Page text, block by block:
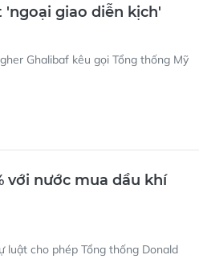
giao diễn kịch'
Ghalibaf kêu gọi Tổng thống Mỹ
với nước mua dầu khí
luật cho phép Tổng thống Donald